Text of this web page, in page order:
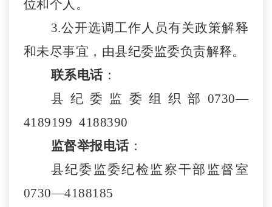
位和个人。
3.公开选调工作人员有关政策解释
和未尽事宜，由县纪委监委负责解释。
联系电话：
县 纪委监委组织部 0730—
4189199 4188390
监督举报电话：
县纪委监委纪检监察干部监督室
0730—4188185